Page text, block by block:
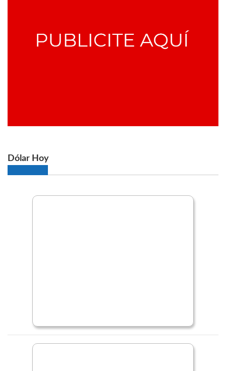
Dólar Hoy